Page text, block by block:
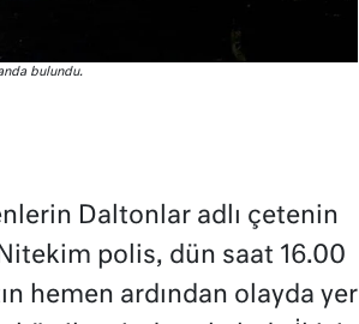
bulundu.
Daltonlar adlı çetenin
polis, dün saat 16.00
hemen ardından olayda yer